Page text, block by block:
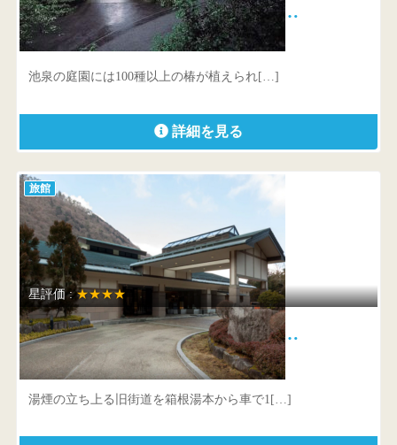
海石榴 つばき 明治の文豪…
神奈川県 足柄下郡湯河原町宮上776
池泉の庭園には100種以上の椿が植えられ[…]
詳細を見る
旅館
星評価 :★★★★
小田急 ホテルはつはな 良質…
神奈川県 足柄下郡箱根町須雲川20-1
湯煙の立ち上る旧街道を箱根湯本から車で1[…]